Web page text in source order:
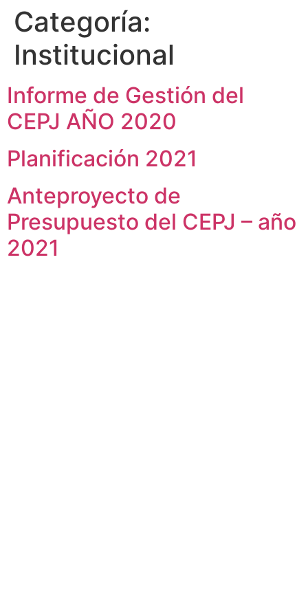
Categoría:
Institucional
Informe de Gestión del
CEPJ AÑO 2020
Planificación 2021
Anteproyecto de
Presupuesto del CEPJ – año
2021